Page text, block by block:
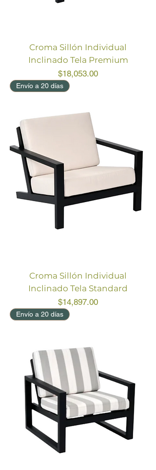
Croma Sillón Individual
Inclinado Tela Premium
Price
$18,053.00
Envío a 20 días
Croma Sillón Individual
Inclinado Tela Standard
Price
$14,897.00
Envío a 20 días